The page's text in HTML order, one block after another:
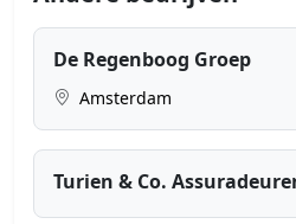
De Regenboog Groep
Amsterdam
Turien & Co.